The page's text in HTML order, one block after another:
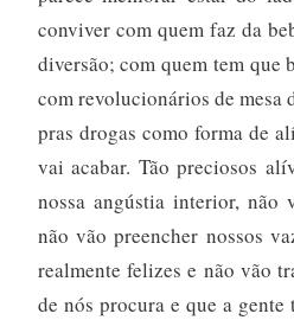
conviver com quem faz da
diversão; com quem tem que
com revolucionários de mesa
pras drogas como forma de
vai acabar. Tão preciosos
nossa angústia interior, não
não vão preencher nossos
realmente felizes e não vão
de nós procura e que a